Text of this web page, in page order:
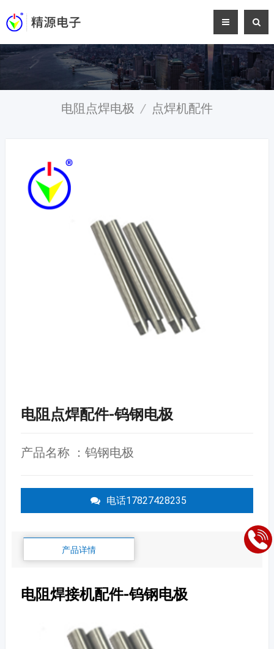
电阻点焊电极 / 点焊机配件
电阻点焊配件-钨钢电极
产品名称 ：钨钢电极
电话17827428235
产品详情
电阻焊接机配件-钨钢电极